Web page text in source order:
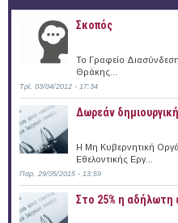
Σκοπός
Το Γραφείο
Θράκης...
Τρί, 03/04/2012 - 17:34
Δωρεάν
Η Μη Κυβερνητική
Εθελοντικής Εργ...
Παρ, 29/05/2015 - 13:59
Στο 25% η αδήλωτη